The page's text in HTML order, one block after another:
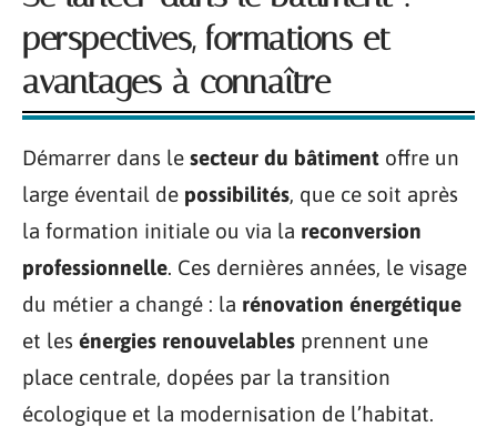
perspectives, formations et
avantages à connaître
Démarrer dans le secteur du bâtiment offre un
large éventail de possibilités, que ce soit après
la formation initiale ou via la reconversion
professionnelle. Ces dernières années, le visage
du métier a changé : la rénovation énergétique
et les énergies renouvelables prennent une
place centrale, dopées par la transition
écologique et la modernisation de l’habitat.